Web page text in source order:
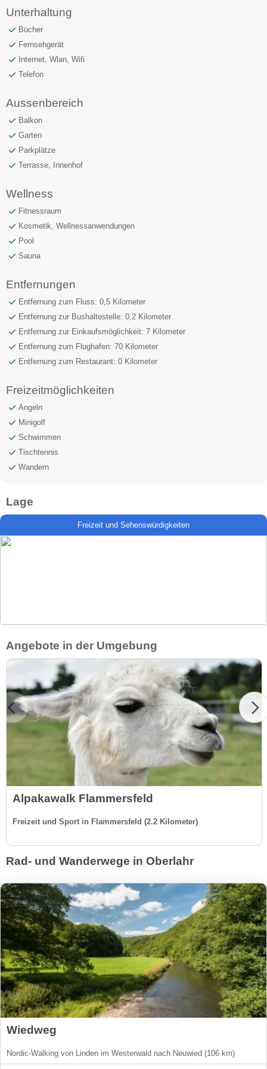
Unterhaltung
Bücher
Fernsehgerät
Internet, Wlan, Wifi
Telefon
Aussenbereich
Balkon
Garten
Parkplätze
Terrasse, Innenhof
Wellness
Fitnessraum
Kosmetik, Wellnessanwendungen
Pool
Sauna
Entfernungen
Entfernung zum Fluss: 0,5 Kilometer
Entfernung zur Bushaltestelle: 0,2 Kilometer
Entfernung zur Einkaufsmöglichkeit: 7 Kilometer
Entfernung zum Flughafen: 70 Kilometer
Entfernung zum Restaurant: 0 Kilometer
Freizeitmöglichkeiten
Angeln
Minigolf
Schwimmen
Tischtennis
Wandern
Lage
Freizeit und Sehenswürdigkeiten
Angebote in der Umgebung
Alpakawalk Flammersfeld
Freizeit und Sport in Flammersfeld (2.2 Kilometer)
Rad- und Wanderwege in Oberlahr
Wiedweg
Nordic-Walking von Linden im Westerwald nach Neuwied (106 km)